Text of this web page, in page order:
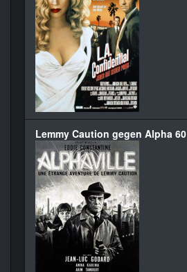
Lemmy Caution gegen Alpha 60